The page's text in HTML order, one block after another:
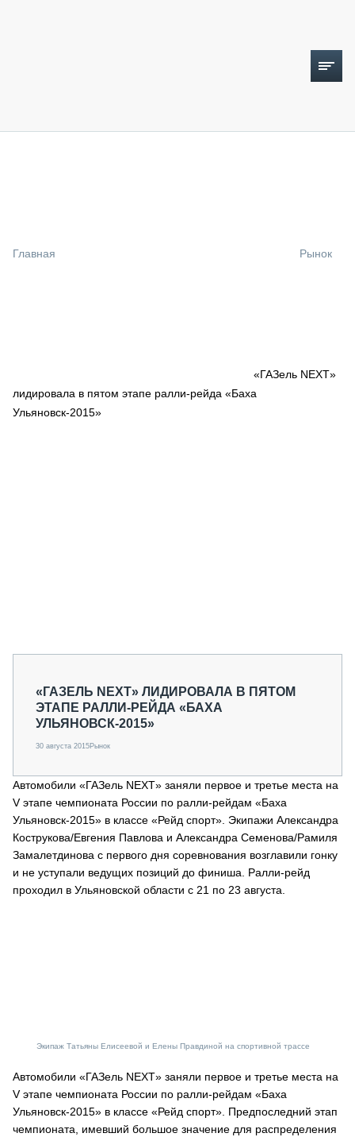
СПЕЦПРОЕКТЫ
МЕРОПРИЯТИЯ
Главная Рынок
«ГАЗель NEXT»
лидировала в пятом этапе ралли-рейда «Баха
Ульяновск-2015»
«ГАЗЕЛЬ NEXT» ЛИДИРОВАЛА В ПЯТОМ
ЭТАПЕ РАЛЛИ-РЕЙДА «БАХА
УЛЬЯНОВСК-2015»
30 августа 2015Рынок
Автомобили «ГАЗель NEXT» заняли первое и третье места на
V этапе чемпионата России по ралли-рейдам «Баха
Ульяновск-2015» в классе «Рейд спорт». Экипажи Александра
Кострукова/Евгения Павлова и Александра Семенова/Рамиля
Замалетдинова с первого дня соревнования возглавили гонку
и не уступали ведущих позиций до финиша. Ралли-рейд
проходил в Ульяновской области с 21 по 23 августа.
Экипаж Татьяны Елисеевой и Елены Правдиной на спортивной трассе
Автомобили «ГАЗель NEXT» заняли первое и третье места на
V этапе чемпионата России по ралли-рейдам «Баха
Ульяновск-2015» в классе «Рейд спорт». Предпоследний этап
чемпионата, имевший большое значение для распределения